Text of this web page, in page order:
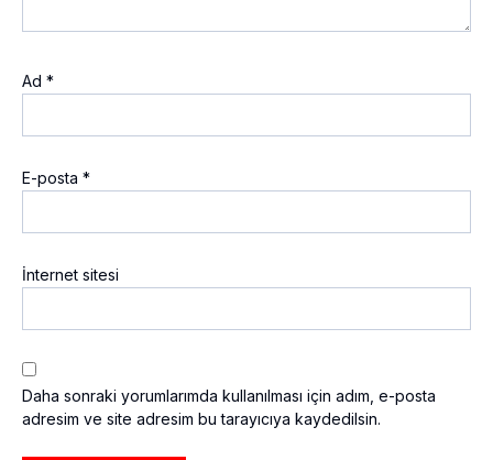
Ad *
E-posta *
İnternet sitesi
Daha sonraki yorumlarımda kullanılması için adım, e-posta
adresim ve site adresim bu tarayıcıya kaydedilsin.